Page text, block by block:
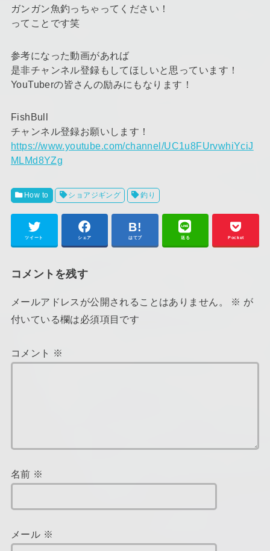
ガンガン魚釣っちゃってください！
ってことです笑
参考になった動画があれば
是非チャンネル登録もしてほしいと思っています！
YouTuberの皆さんの励みにもなります！
FishBull
チャンネル登録お願いします！
https://www.youtube.com/channel/UC1u8FUrvwhiYciJ
MLMd8YZg
How to ショアジギング 釣り
ツイート シェア はてブ 送る Pocket
コメントを残す
メールアドレスが公開されることはありません。 ※ が
付いている欄は必須項目です
コメント ※
名前 ※
メール ※